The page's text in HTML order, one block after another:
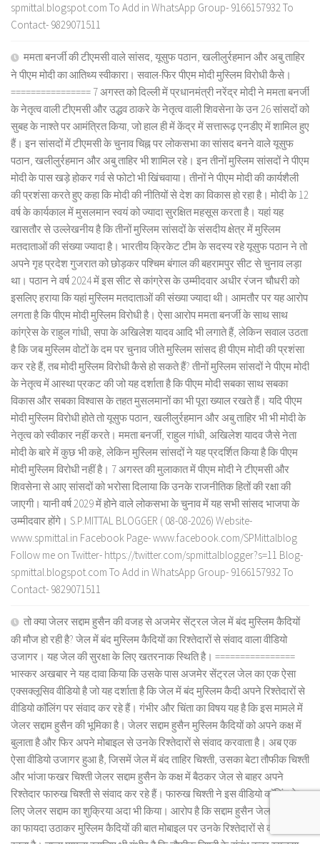
spmittal.blogspot.com To Add in WhatsApp Group- 9166157932 To
Contact- 9829071511
ममता बनर्जी की टीएमसी वाले सांसद, यूसुफ पठान, खलीलुर्रहमान और अबु ताहिर
ने पीएम मोदी का आतिथ्य स्वीकारा। सवाल-फिर पीएम मोदी मुस्लिम विरोधी कैसे।
================ 7 अगस्त को दिल्ली में प्रधानमंत्री नरेंद्र मोदी ने ममता बनर्जी
के नेतृत्व वाली टीएमसी और उद्धव ठाकरे के नेतृत्व वाली शिवसेना के उन 26 सांसदों को
सुबह के नाश्ते पर आमंत्रित किया, जो हाल ही में केंद्र में सत्तारूढ़ एनडीए में शामिल हुए
हैं। इन सांसदों में टीएमसी के चुनाव चिह्न पर लोकसभा का सांसद बनने वाले यूसुफ
पठान, खलीलुर्रहमान और अबु ताहिर भी शामिल रहे। इन तीनों मुस्लिम सांसदों ने पीएम
मोदी के पास खड़े होकर गर्व से फोटो भी खिंचवाया। तीनों ने पीएम मोदी की कार्यशैली
की प्रशंसा करते हुए कहा कि मोदी की नीतियों से देश का विकास हो रहा है। मोदी के 12
वर्ष के कार्यकाल में मुसलमान स्वयं को ज्यादा सुरक्षित महसूस करता है। यहां यह
खासतौर से उल्लेखनीय है कि तीनों मुस्लिम सांसदों के संसदीय क्षेत्र में मुस्लिम
मतदाताओं की संख्या ज्यादा है। भारतीय क्रिकेट टीम के सदस्य रहे यूसुफ पठान ने तो
अपने गृह प्रदेश गुजरात को छोड़कर पश्चिम बंगाल की बहरामपुर सीट से चुनाव लड़ा
था। पठान ने वर्ष 2024 में इस सीट से कांग्रेस के उम्मीदवार अधीर रंजन चौधरी को
इसलिए हराया कि यहां मुस्लिम मतदाताओं की संख्या ज्यादा थी। आमतौर पर यह आरोप
लगता है कि पीएम मोदी मुस्लिम विरोधी है। ऐसा आरोप ममता बनर्जी के साथ साथ
कांग्रेस के राहुल गांधी, सपा के अखिलेश यादव आदि भी लगाते हैं, लेकिन सवाल उठता
है कि जब मुस्लिम वोटों के दम पर चुनाव जीते मुस्लिम सांसद ही पीएम मोदी की प्रशंसा
कर रहे हैं, तब मोदी मुस्लिम विरोधी कैसे हो सकते हैं? तीनों मुस्लिम सांसदों ने पीएम मोदी
के नेतृत्व में आस्था प्रकट की जो यह दर्शाता है कि पीएम मोदी सबका साथ सबका
विकास और सबका विश्वास के तहत मुसलमानों का भी पूरा ख्याल रखते हैं। यदि पीएम
मोदी मुस्लिम विरोधी होते तो यूसुफ पठान, खलीलुर्रहमान और अबु ताहिर भी भी मोदी के
नेतृत्व को स्वीकार नहीं करते। ममता बनर्जी, राहुल गांधी, अखिलेश यादव जैसे नेता
मोदी के बारे में कुछ भी कहे, लेकिन मुस्लिम सांसदों ने यह प्रदर्शित किया है कि पीएम
मोदी मुस्लिम विरोधी नहीं है। 7 अगस्त की मुलाकात में पीएम मोदी ने टीएमसी और
शिवसेना से आए सांसदों को भरोसा दिलाया कि उनके राजनीतिक हितों की रक्षा की
जाएगी। यानी वर्ष 2029 में होने वाले लोकसभा के चुनाव में यह सभी सांसद भाजपा के
उम्मीदवार होंगे। S.P.MITTAL BLOGGER ( 08-08-2026) Website-
www.spmittal.in Facebook Page- www.facebook.com/SPMittalblog
Follow me on Twitter- https://twitter.com/spmittalblogger?s=11 Blog-
spmittal.blogspot.com To Add in WhatsApp Group- 9166157932 To
Contact- 9829071511
तो क्या जेलर सद्दाम हुसैन की वजह से अजमेर सेंट्रल जेल में बंद मुस्लिम कैदियों
की मौज हो रही है? जेल में बंद मुस्लिम कैदियों का रिश्तेदारों से संवाद वाला वीडियो
उजागर। यह जेल की सुरक्षा के लिए खतरनाक स्थिति है। ================
भास्कर अखबार ने यह दावा किया कि उसके पास अजमेर सेंट्रल जेल का एक ऐसा
एक्सक्लूसिव वीडियो है जो यह दर्शाता है कि जेल में बंद मुस्लिम कैदी अपने रिश्तेदारों से
वीडियो कॉलिंग पर संवाद कर रहे हैं। गंभीर और चिंता का विषय यह है कि इस मामले में
जेलर सद्दाम हुसैन की भूमिका है। जेलर सद्दाम हुसैन मुस्लिम कैदियों को अपने कक्ष में
बुलाता है और फिर अपने मोबाइल से उनके रिश्तेदारों से संवाद करवाता है। अब एक
ऐसा वीडियो उजागर हुआ है, जिसमें जेल में बंद ताहिर चिश्ती, उसका बेटा तौफीक चिश्ती
और भांजा फखर चिश्ती जेलर सद्दाम हुसैन के कक्ष में बैठकर जेल से बाहर अपने
रिश्तेदार फारुख चिश्ती से संवाद कर रहे हैं। फारुख चिश्ती ने इस वीडियो कॉलिंग के
लिए जेलर सद्दाम का शुक्रिया अदा भी किया। आरोप है कि सद्दाम हुसैन जेलर के पद
का फायदा उठाकर मुस्लिम कैदियों की बात मोबाइल पर उनके रिश्तेदारों से करवाता